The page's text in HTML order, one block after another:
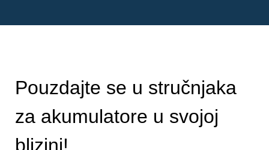
Pouzdajte se u stručnjaka
za akumulatore u svojoj
blizini!